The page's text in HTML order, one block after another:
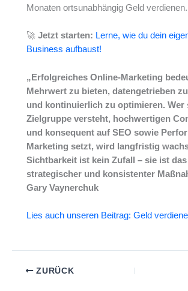
Monaten ortsunabhängig Geld verdienen.
🚀 Jetzt starten: Lerne, wie du dein
Business aufbaust!
„Erfolgreiches Online-Marketing
Mehrwert zu bieten, datengetrieben
und kontinuierlich zu optimieren. Wer
Zielgruppe versteht, hochwertigen
und konsequent auf SEO sowie
Marketing setzt, wird langfristig
Sichtbarkeit ist kein Zufall – sie ist
strategischer und konsistenter
Gary Vaynerchuk
Lies auch unseren Beitrag: Geld
ZURÜCK